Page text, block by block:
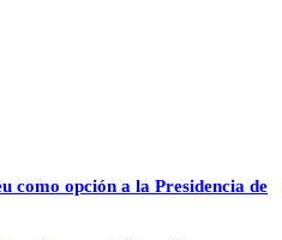
como opción a la Presidencia de